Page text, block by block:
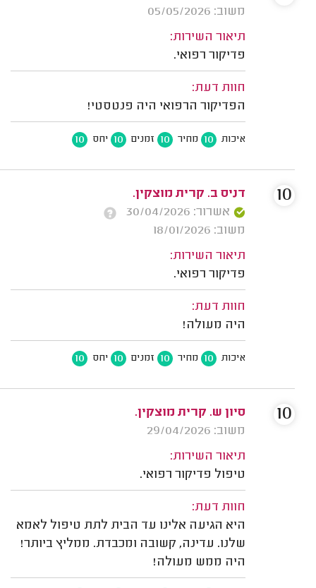
משוב: 05/05/2026
תיאור השירות:
פדיקור רפואי.
חוות דעת:
הפדיקור הרפואי היה פנטסטי!
איכות 10 מחיר 10 זמנים 10 יחס 10
דניס ב. קרית מוצקין.
אשרור: 30/04/2026
משוב: 18/01/2026
תיאור השירות:
פדיקור רפואי.
חוות דעת:
היה מעולה!
איכות 10 מחיר 10 זמנים 10 יחס 10
10
סיון ש. קרית מוצקין.
משוב: 29/04/2026
תיאור השירות:
טיפול פדיקור רפואי.
חוות דעת:
היא הגיעה אלינו עד הבית לתת טיפול לאמא
שלנו. עדינה, קשובה ומכבדת. ממליץ ביותר!
היה ממש מעולה!
10